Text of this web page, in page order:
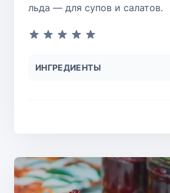
льда — для супов и салатов.
ИНГРЕДИЕНТЫ